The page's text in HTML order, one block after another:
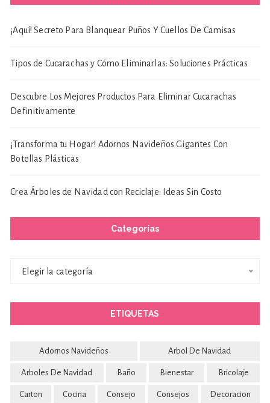
¡Aquí! Secreto Para Blanquear Puños Y Cuellos De Camisas
Tipos de Cucarachas y Cómo Eliminarlas: Soluciones Prácticas
Descubre Los Mejores Productos Para Eliminar Cucarachas
Definitivamente
¡Transforma tu Hogar! Adornos Navideños Gigantes Con
Botellas Plásticas
Crea Árboles de Navidad con Reciclaje: Ideas Sin Costo
Categorías
Categorías
Elegir la categoría
ETIQUETAS
Adornos Navideños Arbol De Navidad
Arboles De Navidad Baño Bienestar Bricolaje
Carton Cocina Consejo Consejos Decoracion